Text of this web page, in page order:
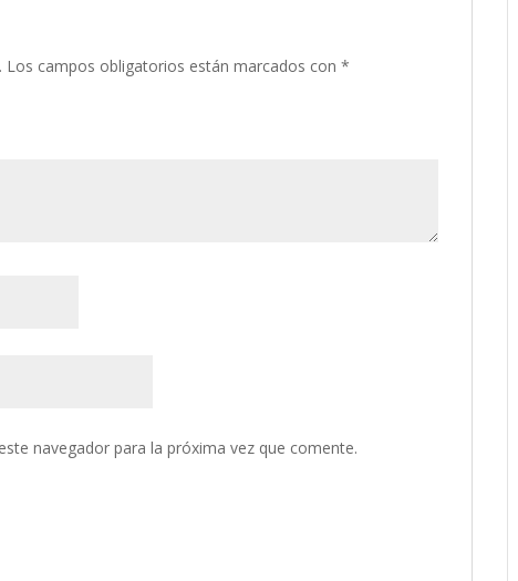
Los campos obligatorios están marcados con*
navegador para la próxima vez que comente.